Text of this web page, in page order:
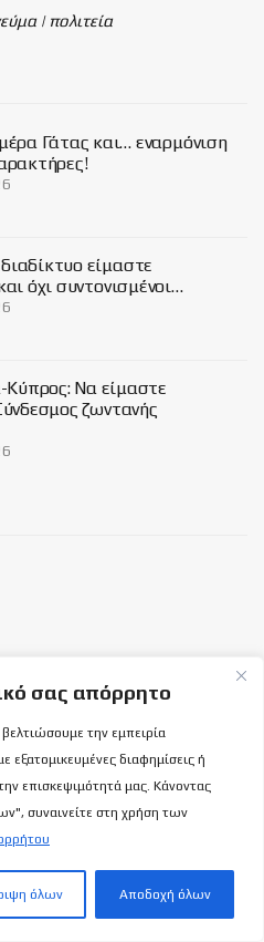
σας απόρρητο
την εμπειρία
εξατομικευμένες διαφημίσεις ή
επισκεψιμότητά μας. Κάνοντας
συναινείτε στη χρήση των
όλων Αποδοχή όλων
| πολιτεία
Γάτας και… εναρμόνιση
είμαστε
όχι συντονισμένοι…
Κύπρος: Να είμαστε
ζωντανής
- Πνεύμα - Ιστορία - Πολιτεία